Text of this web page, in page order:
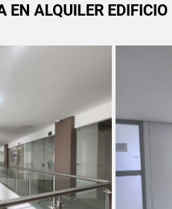
EN ALQUILER